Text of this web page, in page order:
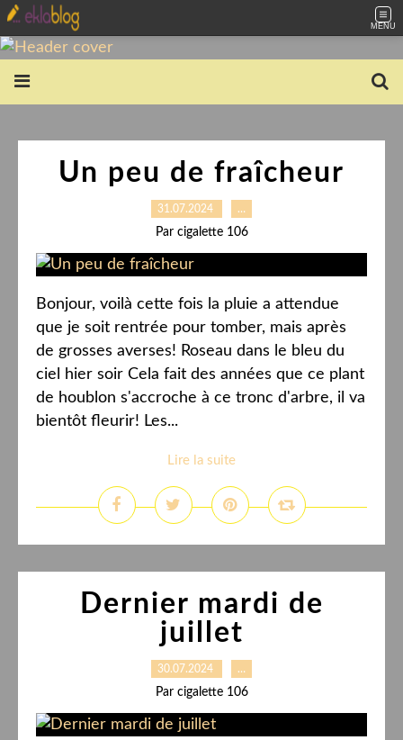
MENU
Un peu de fraîcheur
31.07.2024 …
Par cigalette 106
Bonjour, voilà cette fois la pluie a attendue
que je soit rentrée pour tomber, mais après
de grosses averses! Roseau dans le bleu du
ciel hier soir Cela fait des années que ce plant
de houblon s'accroche à ce tronc d'arbre, il va
bientôt fleurir! Les...
Lire la suite
Dernier mardi de
juillet
30.07.2024 …
Par cigalette 106